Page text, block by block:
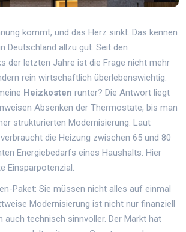
kommt, und das Herz sinkt. Das kennen
Deutschland allzu gut. Seit den
der letzten Jahre ist die Frage nicht mehr
rein wirtschaftlich überlebenswichtig:
Heizkosten runter? Die Antwort liegt
Absenken der Thermostate, bis man
strukturierten Modernisierung. Laut
die Heizung zwischen 65 und 80
Energiebedarfs eines Haushalts. Hier
Einsparpotenzial.
Paket: Sie müssen nicht alles auf einmal
Modernisierung ist nicht nur finanziell
auch technisch sinnvoller. Der Markt hat